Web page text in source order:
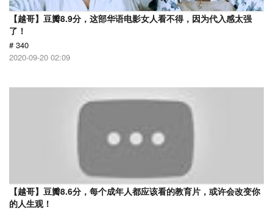
【越哥】豆瓣8.9分，这部华语电影女人看不得，因为代入感太强
了！
# 340
2020-09-20 02:09
【越哥】豆瓣8.6分，每个成年人都应该看的教育片，或许会改变你
的人生观！